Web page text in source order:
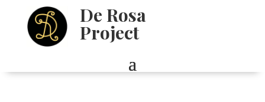
De Rosa
Project